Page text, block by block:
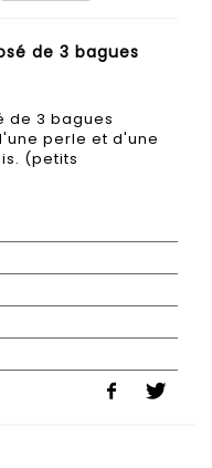
de 3 bagues
de 3 bagues
perle et d'une
(petits